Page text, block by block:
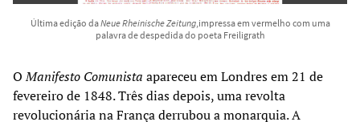
Última edição daNeue Rheinische Zeitung,impressa em vermelho com uma
palavra de despedida do poeta Freiligrath
OManifesto Comunista apareceu em Londres em 21 de
fevereiro de 1848. Três dias depois, uma revolta
revolucionária na França derrubou a monarquia. A